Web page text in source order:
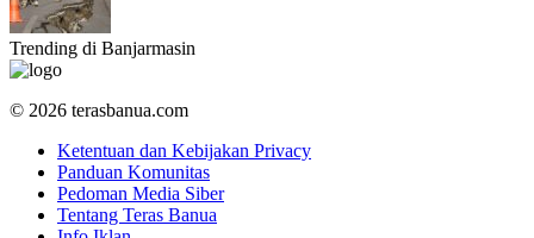
Trending di Banjarmasin
© 2026 terasbanua.com
Ketentuan dan Kebijakan Privacy
Panduan Komunitas
Pedoman Media Siber
Tentang Teras Banua